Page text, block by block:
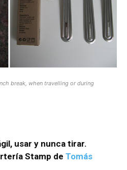
break, when travelling or during
usar y nunca tirar.
Stamp de Tomás